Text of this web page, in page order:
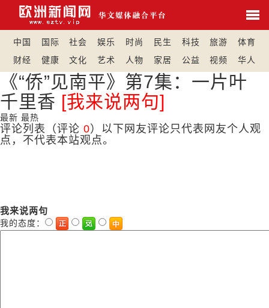
中国 国际 社会 娱乐 时尚 民生 科技 旅游
体育
财经
健康 文化 艺术 人物 家居 公益 视频 华人
《“侨”见南平》第7集：一片叶
千里香 [我来说两句]
最新 最热
评论列表 （评论 0）以下网友评论只代表网友个人观
点，不代表本站观点。
我来说两句
我的态度：